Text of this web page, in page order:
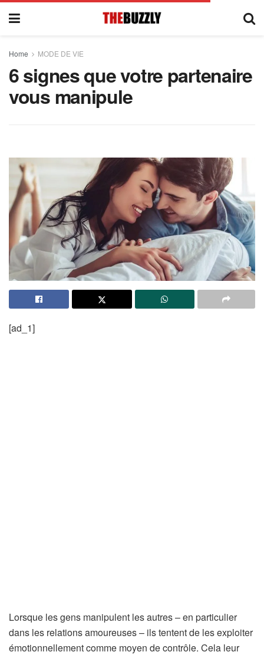
Home MODE DE VIE
6 signes que votre partenaire
vous manipule
[ad_1]
Lorsque les gens manipulent les autres – en particulier
dans les relations amoureuses – ils tentent de les exploiter
émotionnellement comme moyen de contrôle. Cela leur